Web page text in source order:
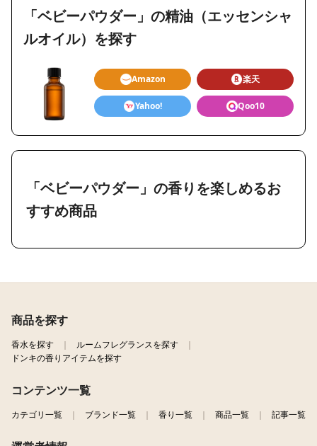
「ベビーパウダー」の精油（エッセンシャ
ルオイル）を探す
Amazon 楽天
Yahoo! Qoo10
「ベビーパウダー」の香りを楽しめるお
すすめ商品
商品を探す
香水を探す
ルームフレグランスを探す
ドンキの香りアイテムを探す
コンテンツ一覧
カテゴリ一覧 ブランド一覧 香り一覧 商品一覧 記事一覧